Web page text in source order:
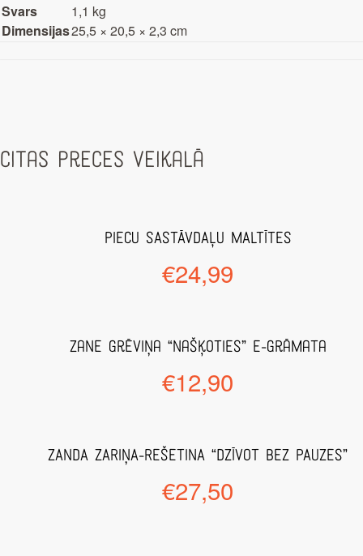
Svars
1,1 kg
Dimensijas25,5 × 20,5 × 2,3 cm
Citas preces veikalā
PIECU SASTĀVDAĻU MALTĪTES
€24,99
Zane Grēviņa “Našķoties” e-grāmata
€12,90
ZANDA ZARIŅA-REŠETINA “DZĪVOT BEZ PAUZES”
€27,50